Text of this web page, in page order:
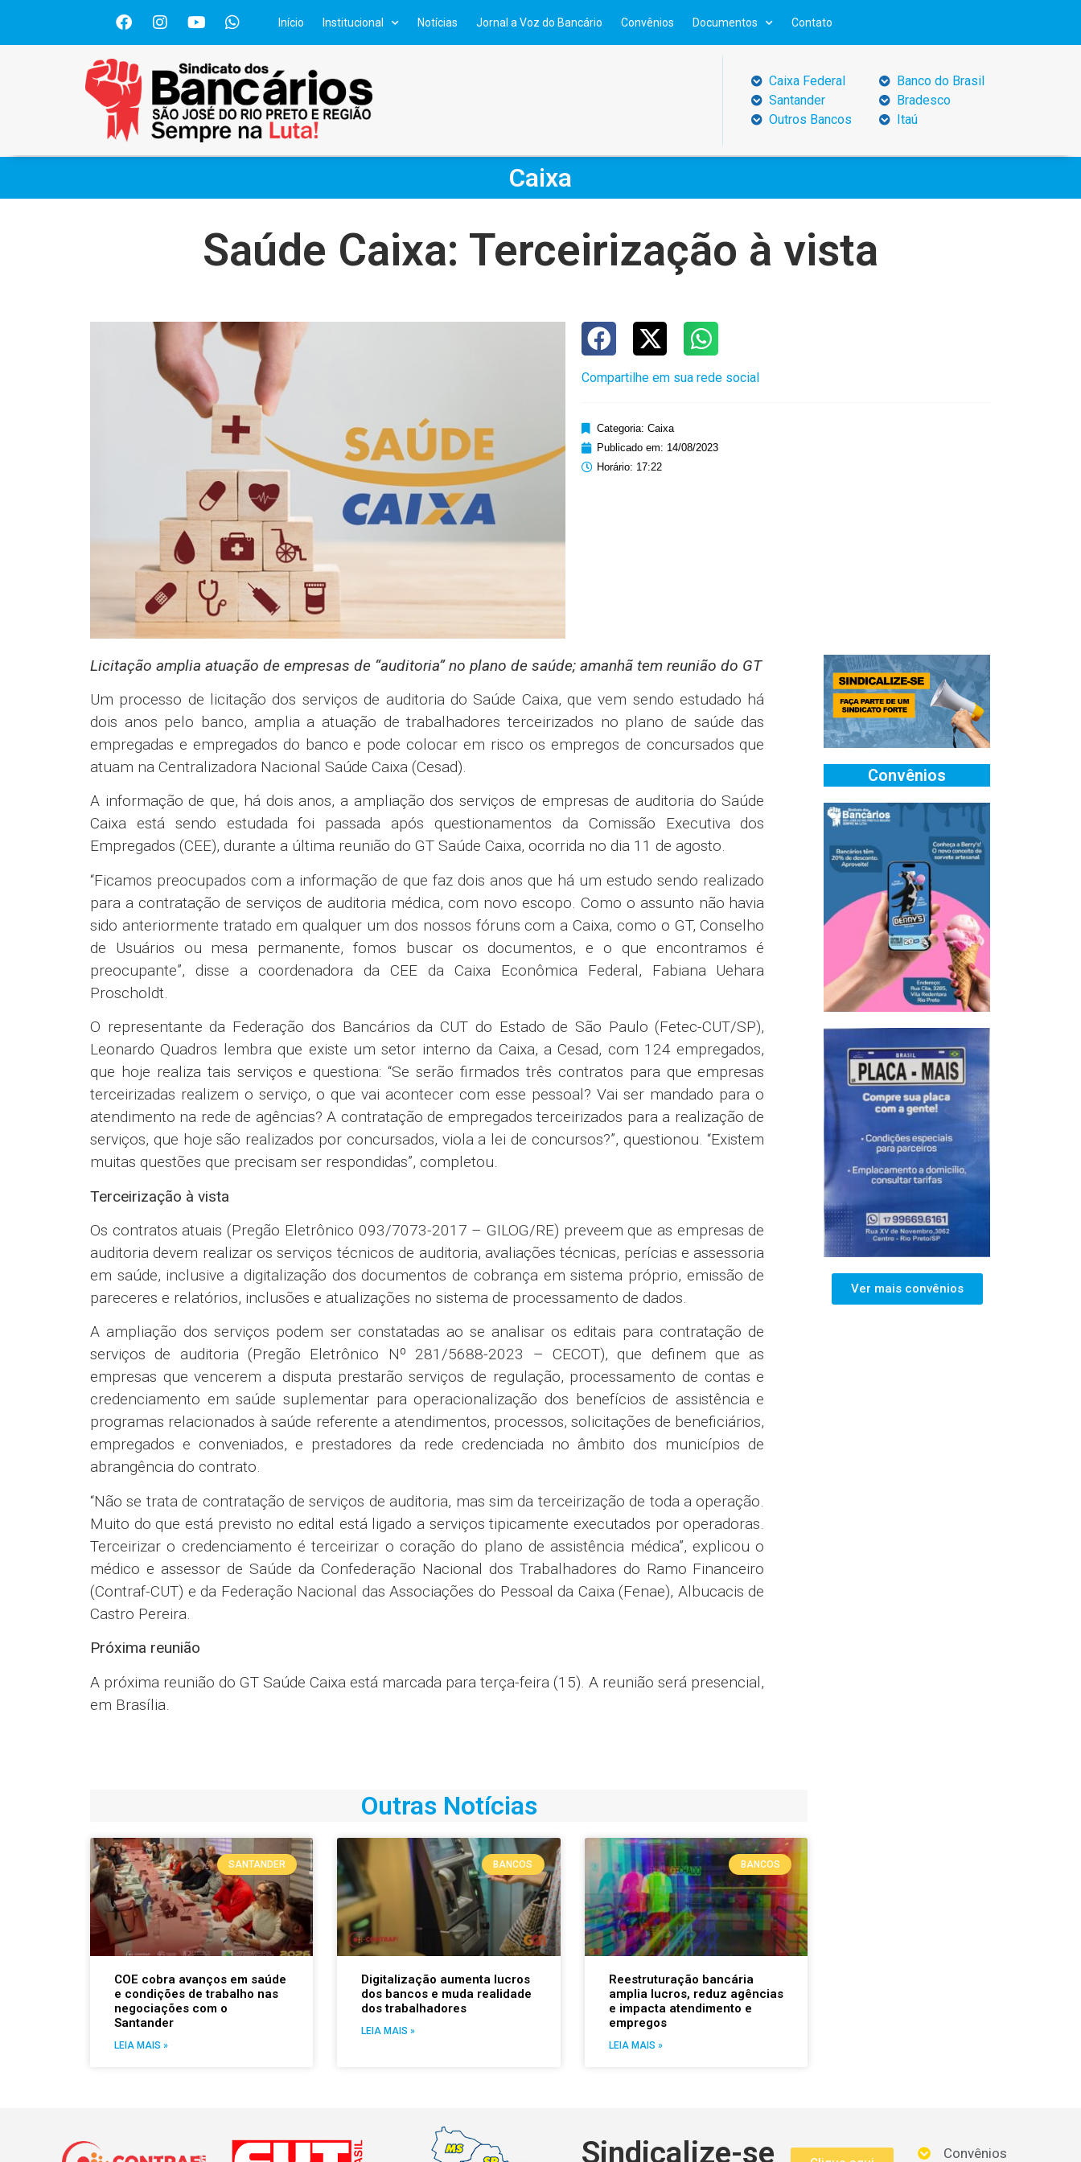
Início Institucional Notícias Jornal a Voz do Bancário Convênios Documentos Contato
Caixa Federal
Santander
Outros Bancos
Banco do Brasil
Bradesco
Itaú
Caixa
Saúde Caixa: Terceirização à vista
Compartilhe em sua rede social
Categoria: Caixa
Publicado em: 14/08/2023
Horário: 17:22
Licitação amplia atuação de empresas de “auditoria” no plano de saúde; amanhã tem reunião do GT
Um processo de licitação dos serviços de auditoria do Saúde Caixa, que vem sendo estudado há
dois anos pelo banco, amplia a atuação de trabalhadores terceirizados no plano de saúde das
empregadas e empregados do banco e pode colocar em risco os empregos de concursados que
atuam na Centralizadora Nacional Saúde Caixa (Cesad).
A informação de que, há dois anos, a ampliação dos serviços de empresas de auditoria do Saúde
Caixa está sendo estudada foi passada após questionamentos da Comissão Executiva dos
Empregados (CEE), durante a última reunião do GT Saúde Caixa, ocorrida no dia 11 de agosto.
“Ficamos preocupados com a informação de que faz dois anos que há um estudo sendo realizado
para a contratação de serviços de auditoria médica, com novo escopo. Como o assunto não havia
sido anteriormente tratado em qualquer um dos nossos fóruns com a Caixa, como o GT, Conselho
de Usuários ou mesa permanente, fomos buscar os documentos, e o que encontramos é
preocupante”, disse a coordenadora da CEE da Caixa Econômica Federal, Fabiana Uehara
Proscholdt.
O representante da Federação dos Bancários da CUT do Estado de São Paulo (Fetec-CUT/SP),
Leonardo Quadros lembra que existe um setor interno da Caixa, a Cesad, com 124 empregados,
que hoje realiza tais serviços e questiona: “Se serão firmados três contratos para que empresas
terceirizadas realizem o serviço, o que vai acontecer com esse pessoal? Vai ser mandado para o
atendimento na rede de agências? A contratação de empregados terceirizados para a realização de
serviços, que hoje são realizados por concursados, viola a lei de concursos?”, questionou. “Existem
muitas questões que precisam ser respondidas”, completou.
Terceirização à vista
Os contratos atuais (Pregão Eletrônico 093/7073-2017 – GILOG/RE) preveem que as empresas de
auditoria devem realizar os serviços técnicos de auditoria, avaliações técnicas, perícias e assessoria
em saúde, inclusive a digitalização dos documentos de cobrança em sistema próprio, emissão de
pareceres e relatórios, inclusões e atualizações no sistema de processamento de dados.
A ampliação dos serviços podem ser constatadas ao se analisar os editais para contratação de
serviços de auditoria (Pregão Eletrônico Nº 281/5688-2023 – CECOT), que definem que as
empresas que vencerem a disputa prestarão serviços de regulação, processamento de contas e
credenciamento em saúde suplementar para operacionalização dos benefícios de assistência e
programas relacionados à saúde referente a atendimentos, processos, solicitações de beneficiários,
empregados e conveniados, e prestadores da rede credenciada no âmbito dos municípios de
abrangência do contrato.
“Não se trata de contratação de serviços de auditoria, mas sim da terceirização de toda a operação.
Muito do que está previsto no edital está ligado a serviços tipicamente executados por operadoras.
Terceirizar o credenciamento é terceirizar o coração do plano de assistência médica”, explicou o
médico e assessor de Saúde da Confederação Nacional dos Trabalhadores do Ramo Financeiro
(Contraf-CUT) e da Federação Nacional das Associações do Pessoal da Caixa (Fenae), Albucacis de
Castro Pereira.
Próxima reunião
A próxima reunião do GT Saúde Caixa está marcada para terça-feira (15). A reunião será presencial,
em Brasília.
Outras Notícias
SANTANDER
COE cobra avanços em saúde
e condições de trabalho nas
negociações com o
Santander
LEIA MAIS »
BANCOS
Digitalização aumenta lucros
dos bancos e muda realidade
dos trabalhadores
LEIA MAIS »
BANCOS
Reestruturação bancária
amplia lucros, reduz agências
e impacta atendimento e
empregos
LEIA MAIS »
Convênios
Ver mais convênios
Sindicalize-se Convênios